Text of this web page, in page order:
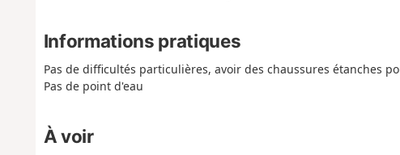
Informations pratiques
Pas de difficultés particulières, avoir des chaussures étanches
Pas de point d'eau
À voir